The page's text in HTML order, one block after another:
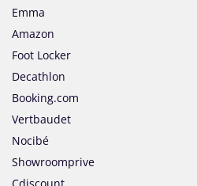
Emma
Amazon
Foot Locker
Decathlon
Booking.com
Vertbaudet
Nocibé
Showroomprive